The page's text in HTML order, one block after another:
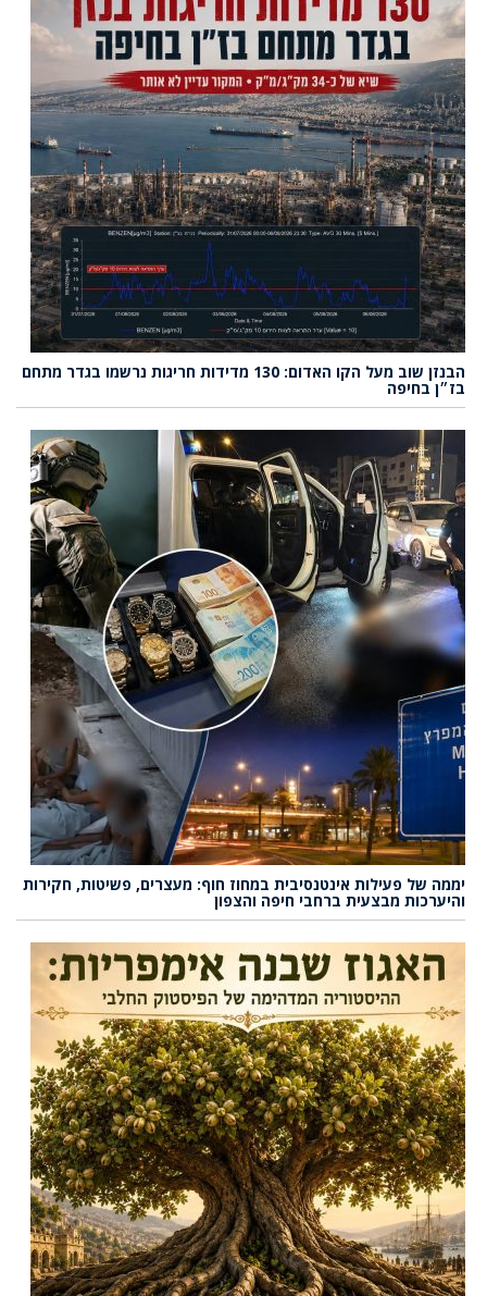
הבנזן שוב מעל הקו האדום: 130 מדידות חריגות נרשמו בגדר מתחם
בז״ן בחיפה
יממה של פעילות אינטנסיבית במחוז חוף: מעצרים, פשיטות, חקירות
והיערכות מבצעית ברחבי חיפה והצפון